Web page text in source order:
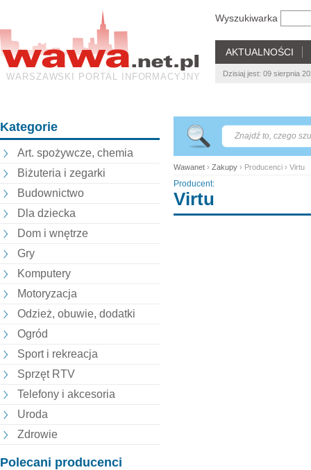
WARSZAWSKI PORTAL INFORMACYJNY
Wyszukiwarka
AKTUALNOŚCI
Dzisiaj jest: 09 sierpnia
Kategorie
Art. spożywcze, chemia
Biżuteria i zegarki
Budownictwo
Dla dziecka
Dom i wnętrze
Gry
Komputery
Motoryzacja
Odzież, obuwie, dodatki
Ogród
Sport i rekreacja
Sprzęt RTV
Telefony i akcesoria
Uroda
Zdrowie
Polecani producenci
Wawanet › Zakupy › Producenci › Virtu
Producent:
Virtu